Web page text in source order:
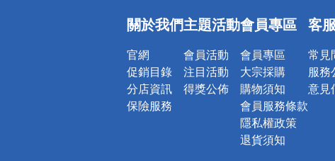
詐騙網頁！請
關於我們
官網
促銷目錄
分店資訊
保險服務
主題活動
會員活動
注目活動
得獎公佈
會員專區
會員專區
大宗採購
購物須知
會員服務條款
隱私權政策
退貨須知
客
常見
服務
意見